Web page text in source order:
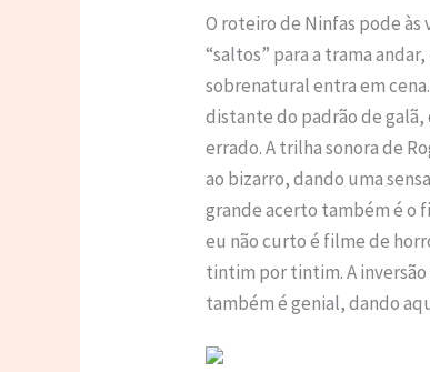
O roteiro de Ninfas pode às
“saltos” para a trama
sobrenatural entra em
distante do padrão de galã,
errado. A trilha sonora de
ao bizarro, dando uma
grande acerto também é o
eu não curto é filme de
tintim por tintim. A
também é genial, dando